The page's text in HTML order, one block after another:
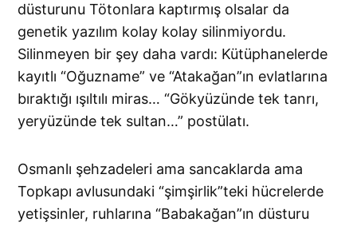
düsturunu Tötonlara kaptırmış olsalar da
genetik yazılım kolay kolay silinmiyordu.
Silinmeyen bir şey daha vardı: Kütüphanelerde
kayıtlı “Oğuzname” ve “Atakağan”ın evlatlarına
bıraktığı ışıltılı miras… “Gökyüzünde tek tanrı,
yeryüzünde tek sultan…” postülatı.
Osmanlı şehzadeleri ama sancaklarda ama
Topkapı avlusundaki “şimşirlik”teki hücrelerde
yetişsinler, ruhlarına “Babakağan”ın düsturu